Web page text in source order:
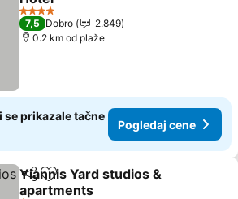
4 Zvezdice
7,5 Dobro
2.849
0.2 km od plaže
se prikazale tačne
Pogledaj cene
Deli Dodati u favorite
Yiannis Yard studios &
apartments